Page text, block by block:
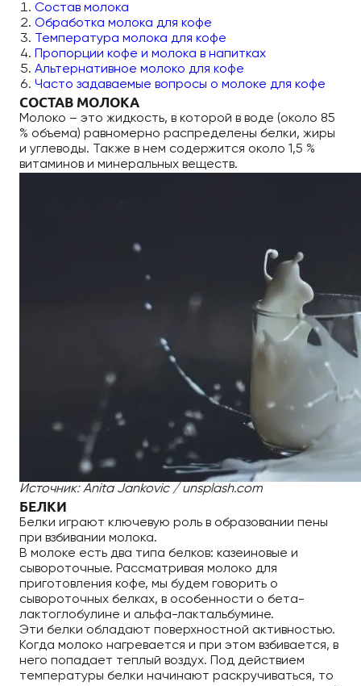
Состав молока
Обработка молока для кофе
Температура молока для кофе
Пропорции кофе и молока в напитках
Альтернативное молоко для кофе
Часто задаваемые вопросы о молоке для кофе
СОСТАВ МОЛОКА
Молоко – это жидкость, в которой в воде (около 85
% объема) равномерно распределены белки, жиры
и углеводы. Также в нем содержится около 1,5 %
витаминов и минеральных веществ.
Источник: Anita Jankovic / unsplash.com
БЕЛКИ
Белки играют ключевую роль в образовании пены
при взбивании молока.
В молоке есть два типа белков: казеиновые и
сывороточные. Рассматривая молоко для
приготовления кофе, мы будем говорить о
сывороточных белках, в особенности о бета-
лактоглобулине и альфа-лактальбумине.
Эти белки обладают поверхностной активностью.
Когда молоко нагревается и при этом взбивается, в
него попадает теплый воздух. Под действием
температуры белки начинают раскручиваться, то